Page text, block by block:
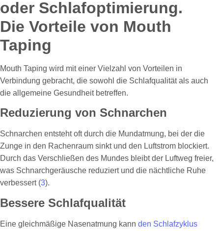
Die Vorteile von Mouth
Taping
Mouth Taping wird mit einer Vielzahl von Vorteilen in
Verbindung gebracht, die sowohl die Schlafqualität als auch
die allgemeine Gesundheit betreffen.
Reduzierung von Schnarchen
Schnarchen entsteht oft durch die Mundatmung, bei der die
Zunge in den Rachenraum sinkt und den Luftstrom blockiert.
Durch das Verschließen des Mundes bleibt der Luftweg freier,
was Schnarchgeräusche reduziert und die nächtliche Ruhe
verbessert (3).
Bessere Schlafqualität
Eine gleichmäßige Nasenatmung kann den Schlafzyklus